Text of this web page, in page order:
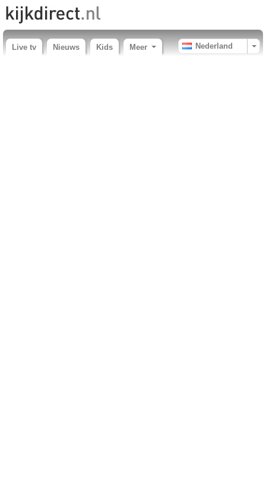
Live tv Nieuws Kids Meer Nederland